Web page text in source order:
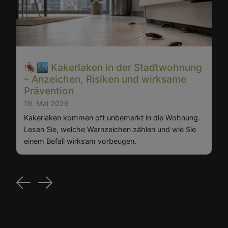
🪳🏙️ Kakerlaken in der Stadtwohnung
– Anzeichen, Risiken und wirksame
Prävention
19. Mai 2026
Kakerlaken kommen oft unbemerkt in die Wohnung.
Lesen Sie, welche Warnzeichen zählen und wie Sie
einem Befall wirksam vorbeugen.
Previous
Next